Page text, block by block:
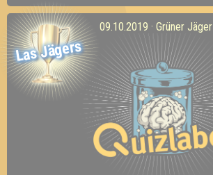
Las Jägers
09.10.2019 · Grüner Jäger